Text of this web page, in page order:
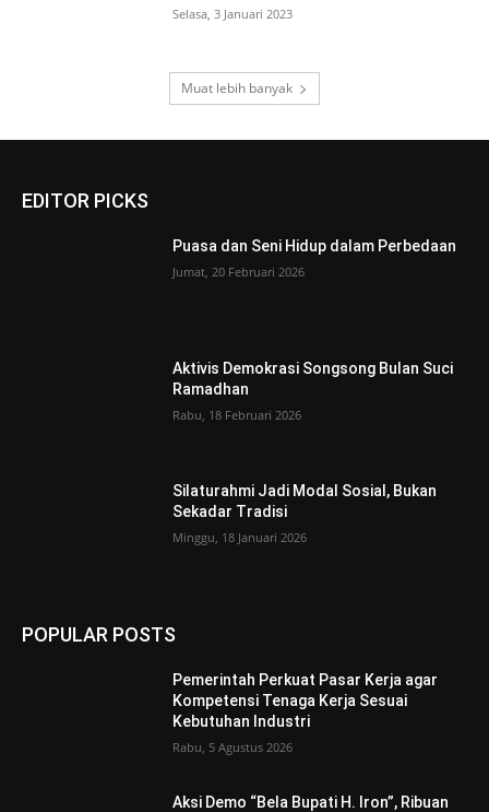
Selasa, 3 Januari 2023
Muat lebih banyak
EDITOR PICKS
Puasa dan Seni Hidup dalam Perbedaan
Jumat, 20 Februari 2026
Aktivis Demokrasi Songsong Bulan Suci
Ramadhan
Rabu, 18 Februari 2026
Silaturahmi Jadi Modal Sosial, Bukan
Sekadar Tradisi
Minggu, 18 Januari 2026
POPULAR POSTS
Pemerintah Perkuat Pasar Kerja agar
Kompetensi Tenaga Kerja Sesuai
Kebutuhan Industri
Rabu, 5 Agustus 2026
Aksi Demo “Bela Bupati H. Iron”, Ribuan